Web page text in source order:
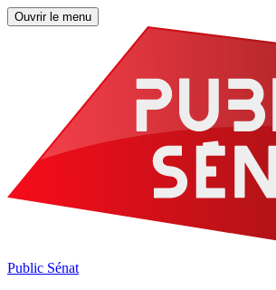
Ouvrir le menu
Public Sénat